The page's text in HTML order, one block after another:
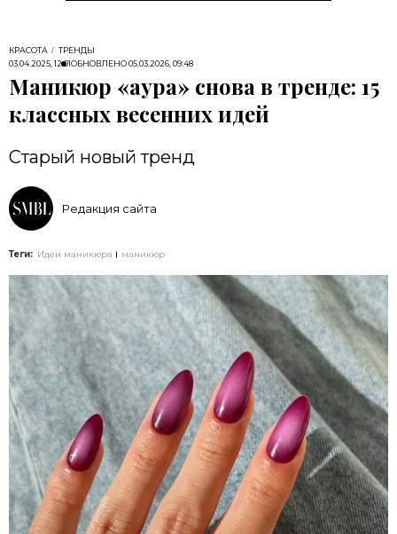
КРАСОТА
ТРЕНДЫ
03.04.2025, 12:01ОБНОВЛЕНО05.03.2026, 09:48
Маникюр «аура» снова в тренде: 15
классных весенних идей
Старый новый тренд
Редакция сайта
Теги: Идеи маникюра маникюр